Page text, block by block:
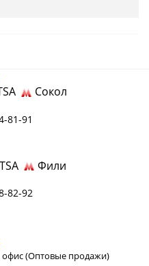
Сокол
81-91
Фили
82-92
офис (Оптовые продажи)